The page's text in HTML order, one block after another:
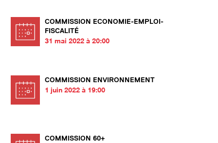
COMMISSION ECONOMIE-EMPLOI-
FISCALITÉ
31 mai 2022 à 20:00
COMMISSION ENVIRONNEMENT
1 juin 2022 à 19:00
COMMISSION 60+